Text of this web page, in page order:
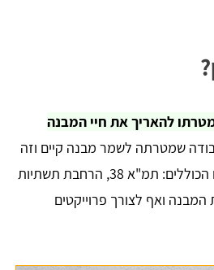
להאריך את חיי המבנה
שמטרתה לשמר מבנה קיים וזה
בא ליידי ביטוי בפרוייקטים הכוללים: תמ"א 38, הרחבת תשתיות
ואף לצורך פרוייקטים